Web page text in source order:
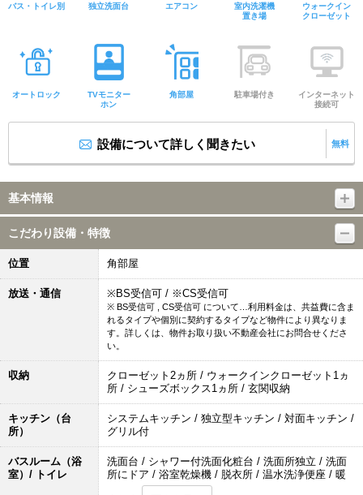
バス・トイレ別 独立洗面台 エアコン
室内洗濯機
置き場
ウォークイン
クローゼット
オートロック
TVモニター
ホン
角部屋 駐車場付き
インターネット
接続可
設備について詳しく聞きたい 無料
基本情報
こだわり設備・特徴
位置 角部屋
放送・通信 ※BS受信可 / ※CS受信可
※ BS受信可 , CS受信可 について…利用料金は、共益費に含ま
れるタイプや個別に契約するタイプなど物件により異なりま
す。詳しくは、物件お取り扱い不動産会社にお問合せくださ
い。
収納
クローゼット2ヵ所 / ウォークインクローゼット1ヵ
所 / シューズボックス1ヵ所 / 玄関収納
キッチン（台
所）
システムキッチン / 独立型キッチン / 対面キッチン /
グリル付
バスルーム（浴
室）/ トイレ
洗面台 / シャワー付洗面化粧台 / 洗面所独立 / 洗面
所にドア / 浴室乾燥機 / 脱衣所 / 温水洗浄便座 / 暖